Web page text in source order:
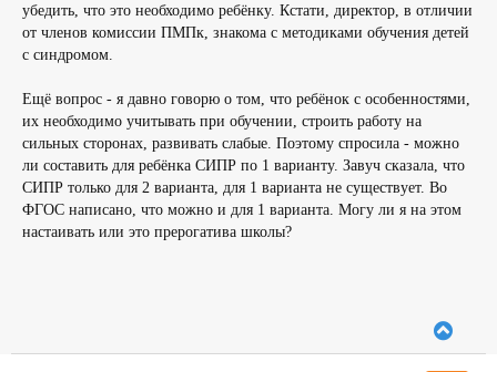
убедить, что это необходимо ребёнку. Кстати, директор, в отличии
от членов комиссии ПМПк, знакома с методиками обучения детей
с синдромом.
Ещё вопрос - я давно говорю о том, что ребёнок с особенностями,
их необходимо учитывать при обучении, строить работу на
сильных сторонах, развивать слабые. Поэтому спросила - можно
ли составить для ребёнка СИПР по 1 варианту. Завуч сказала, что
СИПР только для 2 варианта, для 1 варианта не существует. Во
ФГОС написано, что можно и для 1 варианта. Могу ли я на этом
настаивать или это прерогатива школы?